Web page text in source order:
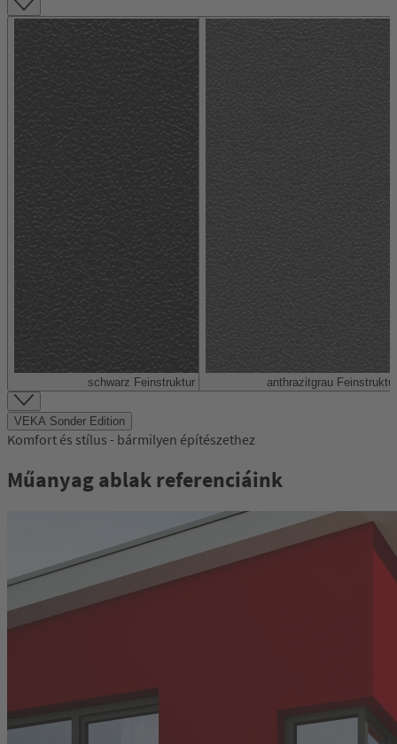
schwarz Feinstruktur (ähnlich RAL 9005)anthrazitgrau
Item
1
of
VEKA Sonder Edition
Komfort és stílus - bármilyen építészethez
Műanyag ablak referenciáink